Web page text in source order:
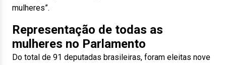
mulheres”.
Representação de todas as
mulheres no Parlamento
Do total de 91 deputadas brasileiras, foram eleitas nove